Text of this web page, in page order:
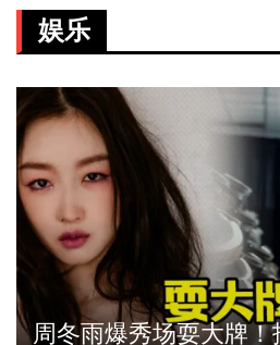
娱乐
周冬雨爆秀场耍大牌